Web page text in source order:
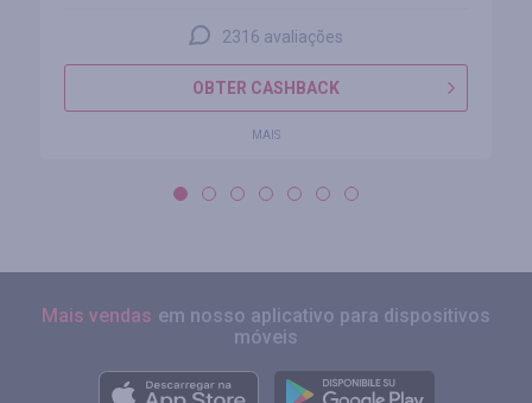
2316 avaliações
OBTER CASHBACK
MAIS
Mais vendas em nosso aplicativo para dispositivos
móveis